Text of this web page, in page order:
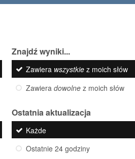
Znajdź wyniki...
Zawiera wszystkiez moich słów
Zawiera dowolnez moich słów
Ostatnia aktualizacja
Każde
Ostatnie 24 godziny